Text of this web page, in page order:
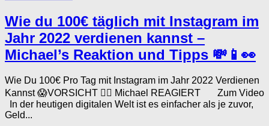
Wie du 100€ täglich mit Instagram im
Jahr 2022 verdienen kannst –
Michael’s Reaktion und Tipps 💸📱👀
Wie Du 100€ Pro Tag mit Instagram im Jahr 2022 Verdienen
Kannst 😱VORSICHT 🤦‍♂️ Michael REAGIERT Zum Video
In der heutigen digitalen Welt ist es einfacher als je zuvor,
Geld...